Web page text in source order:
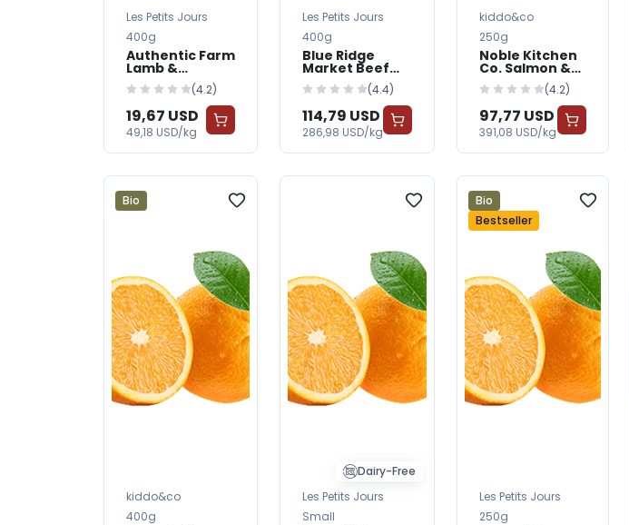
Les Petits Jours
400g
Authentic Farm
Lamb &
Vegetables
Dog Food(4.2)
19,67 USD
49,18 USD/kg
Les Petits Jours
400g
Blue Ridge
Market Beef
Formula Dog
Food (4.4)
114,79 USD
286,98 USD/kg
kiddo&co
250g
Noble Kitchen
Co. Salmon &
Sweet Potato
Dog Food(4.2)
97,77 USD
391,08 USD/kg
Bio
kiddo&co
400g
Dairy-Free
Les Petits Jours
Small
Bio
Bestseller
Les Petits Jours
250g